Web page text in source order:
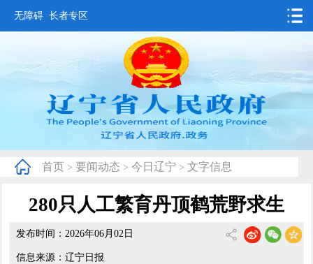
无障碍 长者专区
要闻动态
政务公开
互动交流
数据发布
省情概况
首页 > 要闻动态 > 今日辽宁 > 文字信息
280只人工繁育丹顶鹤荒野求生
发布时间：2026年06月02日
信息来源：辽宁日报